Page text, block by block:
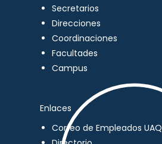
Secretarios
Direcciones
Coordinaciones
Facultades
Campus
Enlaces
Correo de Empleados UAQ